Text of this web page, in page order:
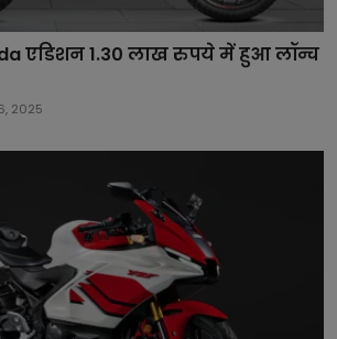
एडिशन 1.30 लाख रुपये में हुआ लॉन्च
2025